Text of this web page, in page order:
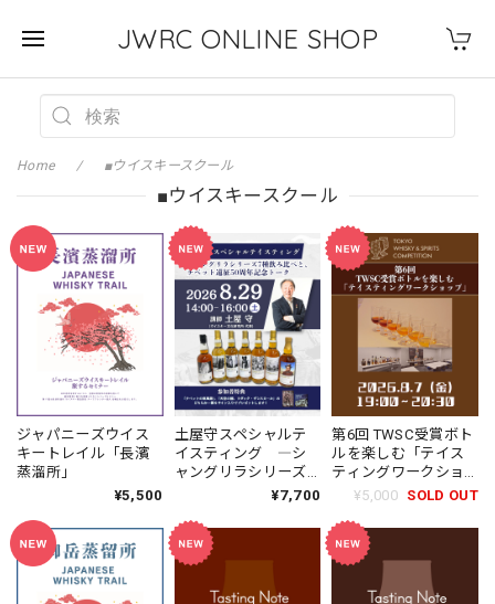
JWRC ONLINE SHOP
Home ■ウイスキースクール
■ウイスキースクール
ジャパニーズウイス
キートレイル「長濱
蒸溜所」
¥5,500
土屋守スペシャルテ
イスティング ―シ
ャングリラシリーズ7
種飲み比べと、チベッ
ーク
¥7,700
第6回 TWSC受賞ボト
ルを楽しむ「テイス
ティングワークショ
ップ」 ※発送なし
¥5,000 SOLD OUT